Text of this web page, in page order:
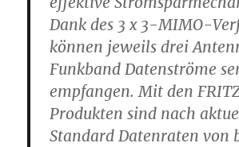
Dank des 3 x 3-MIMO-
können jeweils drei
Funkband Datenströme
empfangen. Mit den
Produkten sind nach
Standard Datenraten von